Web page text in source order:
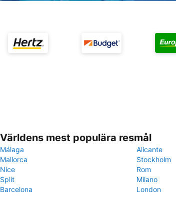
Världens mest populära resmål
Málaga
Alicante
Mallorca
Stockholm
Nice
Rom
Split
Milano
Barcelona
London